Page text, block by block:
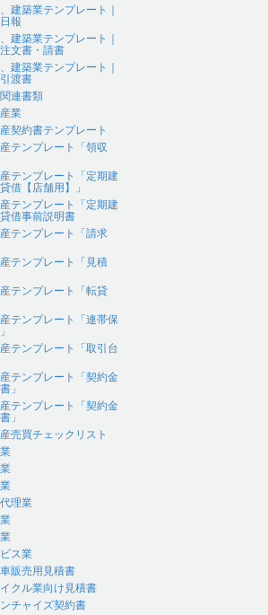
建築業テンプレート｜
報
建築業テンプレート｜
文書・請書
建築業テンプレート｜
渡書
連書類
業
契約書テンプレート
テンプレート「領収
テンプレート「定期建
借【店舗用】」
テンプレート「定期建
借事前説明書
テンプレート「請求
テンプレート「見積
テンプレート「転貸
テンプレート「連帯保
テンプレート「取引台
テンプレート「契約金
」
テンプレート「契約金
」
売買チェックリスト
理業
ス業
販売用見積書
イクル業向け見積書
チャイズ契約書